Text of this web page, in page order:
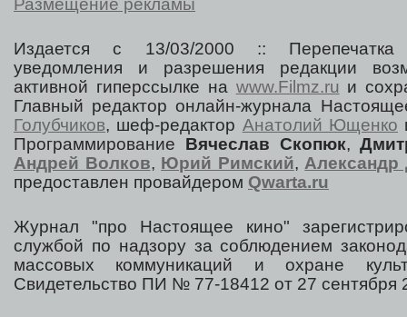
Размещение рекламы
Издается с 13/03/2000 :: Перепечатка
уведомления и разрешения редакции
активной гиперссылке на www.Filmz.ru и
Главный редактор онлайн-журнала
Голубчиков, шеф-редактор Анатолий Ющенко
Программирование Вячеслав Скопюк,
Андрей Волков, Юрий Римский, Александр
предоставлен провайдером Qwarta.ru
Журнал "про Настоящее кино"
службой по надзору за соблюдением
массовых коммуникаций и охране
Свидетельство ПИ № 77-18412 от 27 сентября